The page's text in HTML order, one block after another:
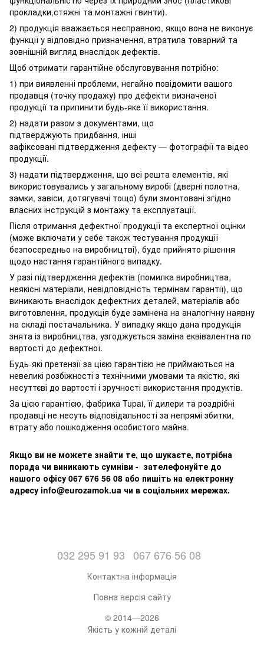
прокладки,стяжні та монтажні гвинти).
2) продукція вважається несправною, якщо вона не виконує
функції у відповідно призначення, втратила товарний та
зовнішній вигляд внаслідок дефектів.
Щоб отримати гарантійне обслуговування потрібно:
1) при виявленні проблеми, негайно повідомити вашого
продавця (точку продажу) про дефекти визначеної
продукції та припинити будь-яке її використання.
2) надати разом з документами, що
підтверджують придбання, інші
зафіксовані підтвердження дефекту — фотографії та відео
продукції.
3) надати підтвердження, що всі решта елементів, які
використовувались у загальному виробі (дверні полотна,
замки, завіси, дотягувачі тощо) були змонтовані згідно
власних інструкцій з монтажу та експлуатації.
Після отримання дефектної продукції та експертної оцінки
(може включати у себе також тестування продукції
безпосередньо на виробництві), буде прийнято рішення
щодо настання гарантійного випадку.
У разі підтвердження дефектів (помилка виробництва,
неякісні матеріали, невідповідність термінам гарантії), що
виникають внаслідок дефектних деталей, матеріалів або
виготовлення, продукція буде замінена на аналогічну наявну
на складі постачальника. У випадку якщо дана продукція
знята із виробництва, узгоджується заміна еквівалентна по
вартості до дефектної.
Будь-які претензії за цією гарантією не приймаються на
невеликі розбіжності з технічними умовами та якістю, які
несуттєві до вартості і зручності використання продуктів.
За цією гарантією, фабрика Tupai, її дилери та роздрібні
продавці не несуть відповідальності за непрямі збитки,
втрату або пошкодження особистого майна.
Якщо ви не можете знайти те, що шукаєте, потрібна
порада чи виникають сумніви - зателефонуйте до
нашого офісу 067 676 56 08 або пишіть на електронну
адресу info@eurozamok.ua чи в соціальних мережах.
032 295 91 93 067 676 56 08
Контактна інформація
Повна версія сайту
© 2014—2026
Якість у кожній деталі